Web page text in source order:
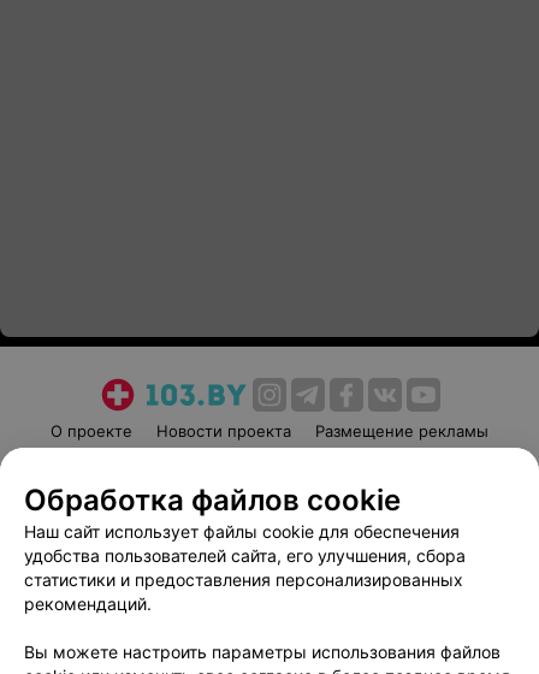
О проекте Новости проекта
Размещение рекламы
Пользовательское соглашение
Способы оплаты
Вакансии
Партнеры
Написать руководителю 103.by
Обработка персональных данных
Обработка файлов cookie
Наш сайт использует файлы cookie для обеспечения
удобства пользователей сайта, его улучшения, сбора
статистики и предоставления персонализированных
рекомендаций.
Вы можете настроить параметры использования файлов